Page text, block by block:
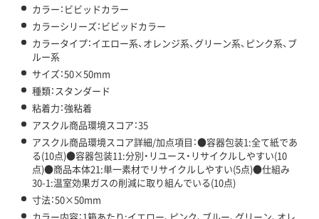
カラー：ビビッドカラー
カラーシリーズ：ビビッドカラー
カラータイプ：イエロー系、オレンジ系、グリーン系、ピンク系、ブ
ルー系
サイズ：50×50mm
種類：スタンダード
粘着力：強粘着
アスクル商品環境スコア：35
アスクル商品環境スコア詳細/加点項目：●容器包装1:全て紙であ
る(10点)●容器包装11:分別・リユース・リサイクルしやすい(10
点)●商品本体21:単一素材でリサイクルしやすい(5点)●仕組み
30-1:温室効果ガスの削減に取り組んでいる(10点)
寸法：50×50mm